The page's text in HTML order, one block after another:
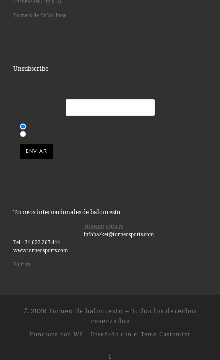
Torneos de fútbol base
Unsubscribe
Torneos internacionales de baloncesto
TORNEO SPORTS
infobasket@torneosports.com
Tel +34 622.267.444
www.torneosports.com
Política
© 2026 Torneo de baloncesto – Todos los derechos
reservados
Funciona con WP – Diseñado con el Tema Customizr